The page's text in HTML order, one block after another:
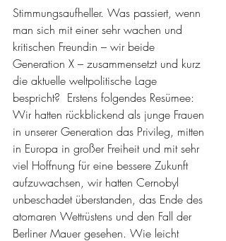
Stimmungsaufheller. Was passiert, wenn
man sich mit einer sehr wachen und
kritischen Freundin – wir beide
Generation X – zusammensetzt und kurz
die aktuelle weltpolitische Lage
bespricht?  Erstens folgendes Resümee:
Wir hatten rückblickend als junge Frauen
in unserer Generation das Privileg, mitten
in Europa in großer Freiheit und mit sehr
viel Hoffnung für eine bessere Zukunft
aufzuwachsen, wir hatten Cernobyl
unbeschadet überstanden, das Ende des
atomaren Wettrüstens und den Fall der
Berliner Mauer gesehen. Wie leicht